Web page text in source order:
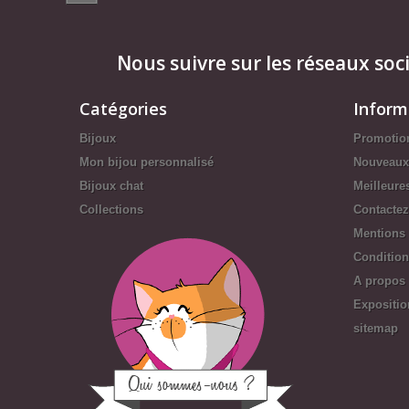
Nous suivre sur les réseaux
Catégories
Bijoux
Mon bijou personnalisé
Bijoux chat
Collections
Mentions
A propos
sitemap